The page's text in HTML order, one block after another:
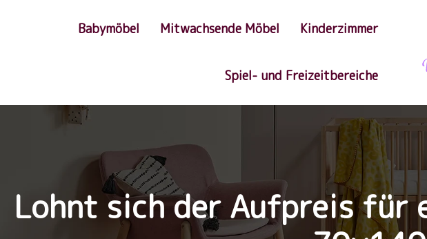
Kinderzimmer
Mitwachsende Möbel
Babymöbel
Spiel- und Freizeitbereiche
Lohnt sich der Aufpreis für